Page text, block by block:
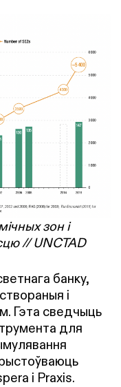
зон і
// UNCTAD
банку,
і
Гэта сведчыць
для
і Praxis.